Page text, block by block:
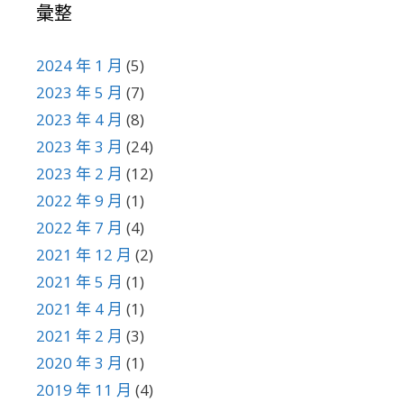
彙整
2024 年 1 月 (5)
2023 年 5 月 (7)
2023 年 4 月 (8)
2023 年 3 月 (24)
2023 年 2 月 (12)
2022 年 9 月 (1)
2022 年 7 月 (4)
2021 年 12 月 (2)
2021 年 5 月 (1)
2021 年 4 月 (1)
2021 年 2 月 (3)
2020 年 3 月 (1)
2019 年 11 月 (4)